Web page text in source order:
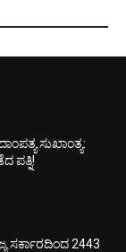
ಸುಖಾಂತ್ಯ:
ಪತ್ನಿ!
ಸರ್ಕಾರದಿಂದ 2443